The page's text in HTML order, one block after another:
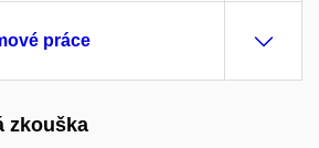
práce
zkouška